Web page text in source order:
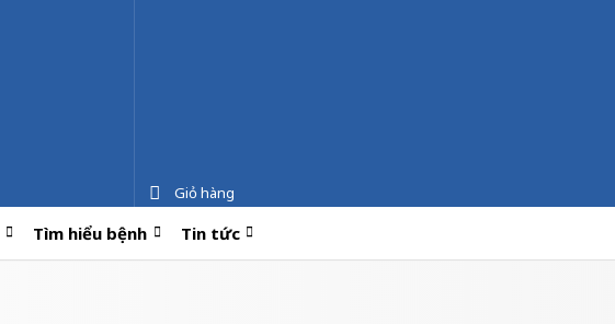
Giỏ hàng
Tìm hiểu bệnh Tin tức